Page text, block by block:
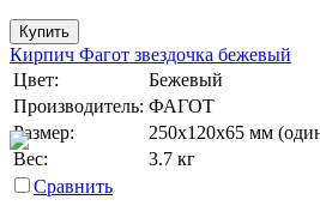
Купить
Кирпич Фагот звездочка бежевый
Цвет:
Бежевый
Производитель: ФАГОТ
Размер:
250х120х65 мм
Вес:
3.7 кг
Сравнить